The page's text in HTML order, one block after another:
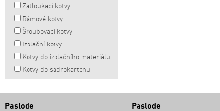
Zatloukací kotvy
Rámové kotvy
Šroubovací kotvy
Izolační kotvy
Kotvy do izolačního materiálu
Kotvy do sádrokartonu
Paslode Paslode